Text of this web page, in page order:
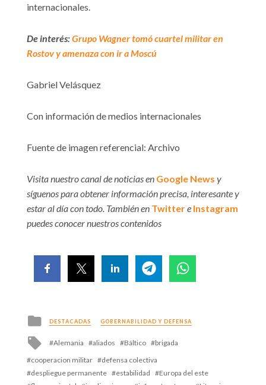
internacionales.
De interés:Grupo Wagner tomó cuartel militar en
Rostov y amenaza con ir a Moscú
Gabriel Velásquez
Con información de medios internacionales
Fuente de imagen referencial: Archivo
Visita nuestro canal de noticias en Google News y
síguenos para obtener información precisa, interesante y
estar al día con todo. También en Twittere Instagram
puedes conocer nuestros contenidos
Posted
in
DESTACADAS GOBERNABILIDAD Y DEFENSA
Tagged
Alemania aliados Báltico
brigada
cooperacion militar
defensa colectiva
despliegue permanente
estabilidad
Europa del este